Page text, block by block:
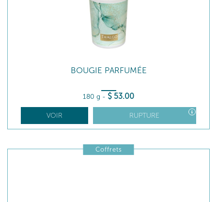
BOUGIE PARFUMÉE
180 g - $ 53.00
VOIR RUPTURE
Coffrets